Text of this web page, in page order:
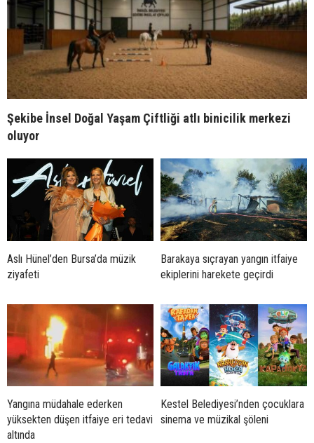
Şekibe İnsel Doğal Yaşam Çiftliği atlı binicilik merkezi
oluyor
Aslı Hünel’den Bursa’da müzik
ziyafeti
Barakaya sıçrayan yangın itfaiye
ekiplerini harekete geçirdi
Yangına müdahale ederken
yüksekten düşen itfaiye eri tedavi
altında
Kestel Belediyesi’nden çocuklara
sinema ve müzikal şöleni